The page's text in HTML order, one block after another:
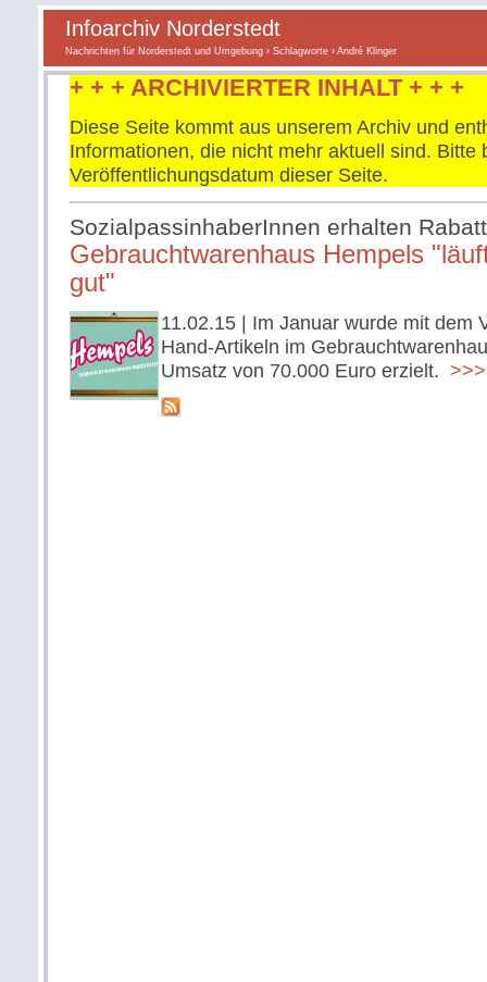
Infoarchiv Norderstedt
Nachrichten für Norderstedt und Umgebung › Schlagworte › André Klinger
+ + + ARCHIVIERTER INHALT + + +
Diese Seite kommt aus unserem Archiv und
Informationen, die nicht mehr aktuell sind. Bitte
Veröffentlichungsdatum dieser Seite.
SozialpassinhaberInnen erhalten Rabatt
Gebrauchtwarenhaus Hempels
gut"
11.02.15 | Im Januar wurde mit dem
Hand-Artikeln im
Umsatz von 70.000 Euro erzielt.